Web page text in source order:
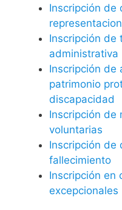
Inscripción de
Inscripción de
administrativa
Inscripción de
patrimonio
discapacidad
Inscripción de
voluntarias
Inscripción de
fallecimiento
Inscripción en
excepcionales